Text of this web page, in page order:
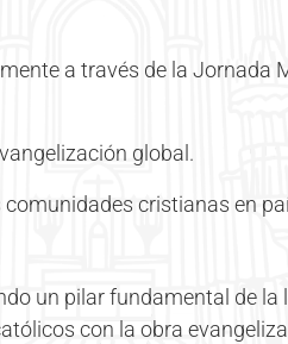
a través de la Jornada
global.
cristianas en
un pilar fundamental de la
con la obra